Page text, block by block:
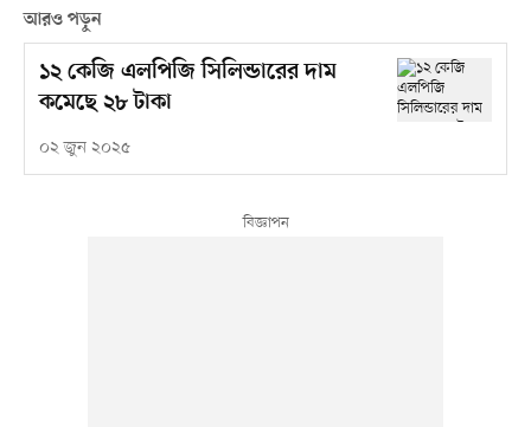
আরও পড়ুন
১২ কেজি এলপিজি সিলিন্ডারের দাম
কমেছে ২৮ টাকা
০২ জুন ২০২৫